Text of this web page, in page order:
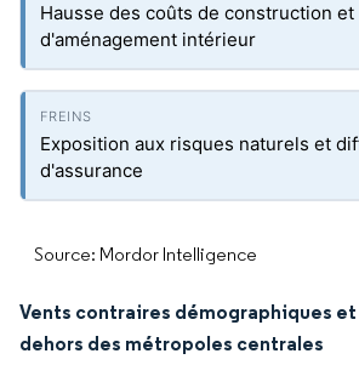
Hausse des coûts de construction et
d'aménagement intérieur
Exposition aux risques naturels et
d'assurance
Source: Mordor Intelligence
Vents contraires démographiques
dehors des métropoles centrales